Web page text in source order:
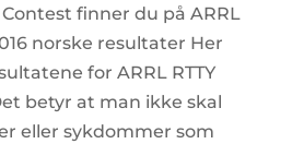
finner du på ARRL
norske resultater Her
for ARRL RTTY
betyr at man ikke skal
eller sykdommer som